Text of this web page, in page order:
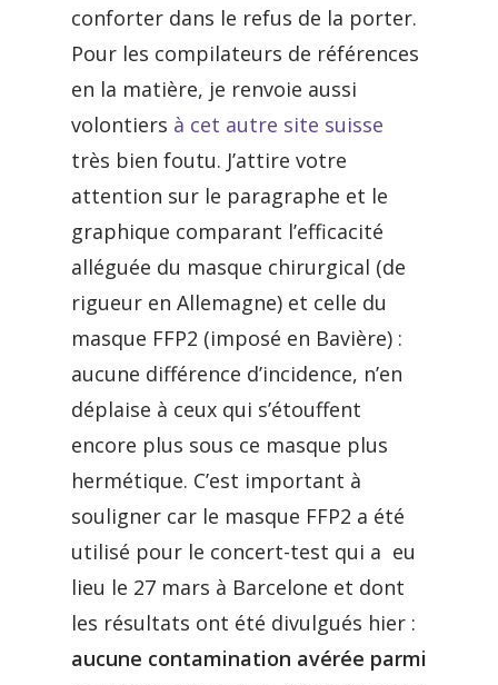
conforter dans le refus de la porter.
Pour les compilateurs de références
en la matière, je renvoie aussi
volontiers à cet autre site suisse
très bien foutu. J’attire votre
attention sur le paragraphe et le
graphique comparant l’efficacité
alléguée du masque chirurgical (de
rigueur en Allemagne) et celle du
masque FFP2 (imposé en Bavière) :
aucune différence d’incidence, n’en
déplaise à ceux qui s’étouffent
encore plus sous ce masque plus
hermétique. C’est important à
souligner car le masque FFP2 a été
utilisé pour le concert-test qui a eu
lieu le 27 mars à Barcelone et dont
les résultats ont été divulgués hier :
aucune contamination avérée parmi